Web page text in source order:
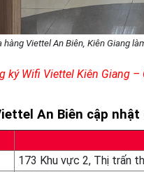
hàng Viettel An Biên, Kiên Giang
ký Wifi Viettel Kiên Giang
An Biên cập
173 Khu vực 2, Thị trấn